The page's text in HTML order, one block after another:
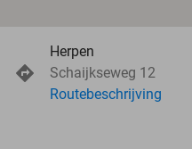
Herpen
Schaijkseweg 12
Routebeschrijving